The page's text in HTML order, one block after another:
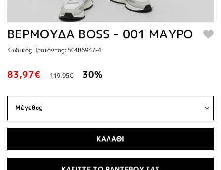
ΒΕΡΜΟΥΔΑ BOSS - 001 ΜΑΥΡΟ
Κωδικός Προϊόντος: 50486937-4
83,97€ 119,95€ 30%
ΚΑΛΑΘΙ